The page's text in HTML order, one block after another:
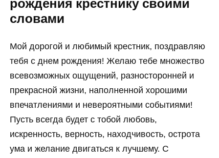
рождения крестнику своими
словами
Мой дорогой и любимый крестник, поздравляю
тебя с днем рождения! Желаю тебе множество
всевозможных ощущений, разносторонней и
прекрасной жизни, наполненной хорошими
впечатлениями и невероятными событиями!
Пусть всегда будет с тобой любовь,
искренность, верность, находчивость, острота
ума и желание двигаться к лучшему. С